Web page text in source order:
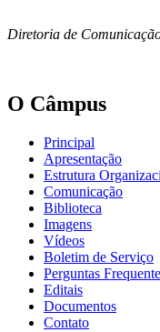
Diretoria de
O Câmpus
Principal
Apresentação
Estrutura
Comunicação
Biblioteca
Imagens
Vídeos
Boletim de Serviço
Perguntas
Editais
Documentos
Contato